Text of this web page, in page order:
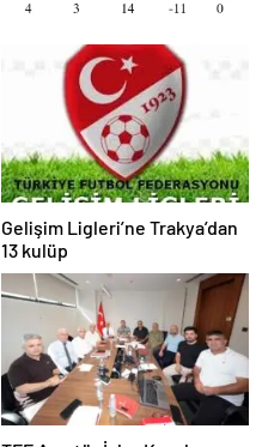
Gelişim Ligleri’ne Trakya’dan
13 kulüp